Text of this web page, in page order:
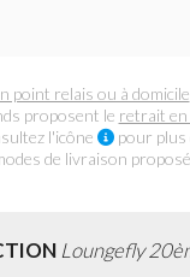
point relais ou à domicile
proposent le retrait en
l'icône
pour plus
de livraison
Loungefly